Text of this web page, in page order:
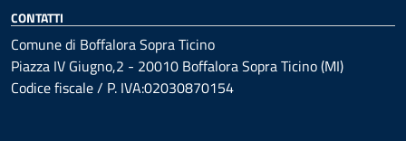
CONTATTI
Comune di Boffalora Sopra Ticino
Piazza IV Giugno,2 - 20010 Boffalora Sopra Ticino (MI)
Codice fiscale / P. IVA:02030870154